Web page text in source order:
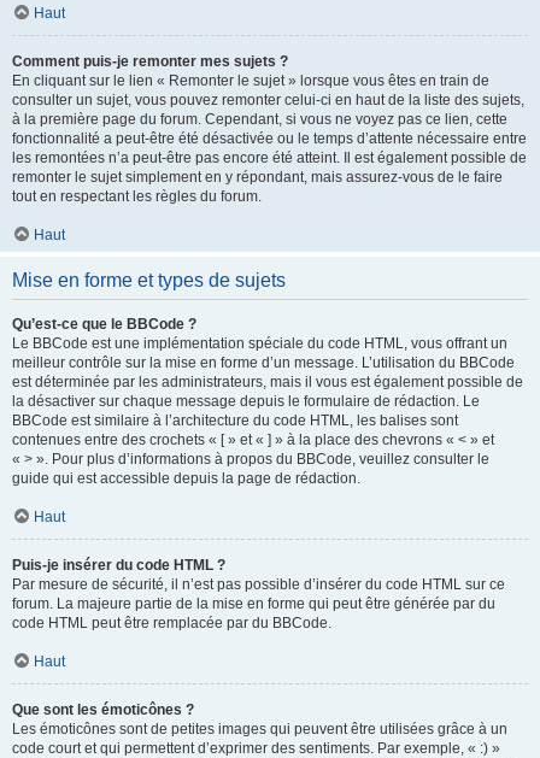
Haut
Comment puis-je remonter mes sujets ?
En cliquant sur le lien « Remonter le sujet » lorsque vous êtes en train de
consulter un sujet, vous pouvez remonter celui-ci en haut de la liste des sujets,
à la première page du forum. Cependant, si vous ne voyez pas ce lien, cette
fonctionnalité a peut-être été désactivée ou le temps d’attente nécessaire entre
les remontées n’a peut-être pas encore été atteint. Il est également possible de
remonter le sujet simplement en y répondant, mais assurez-vous de le faire
tout en respectant les règles du forum.
Haut
Mise en forme et types de sujets
Qu’est-ce que le BBCode ?
Le BBCode est une implémentation spéciale du code HTML, vous offrant un
meilleur contrôle sur la mise en forme d’un message. L’utilisation du BBCode
est déterminée par les administrateurs, mais il vous est également possible de
la désactiver sur chaque message depuis le formulaire de rédaction. Le
BBCode est similaire à l’architecture du code HTML, les balises sont
contenues entre des crochets « [ » et « ] » à la place des chevrons « < » et
« > ». Pour plus d’informations à propos du BBCode, veuillez consulter le
guide qui est accessible depuis la page de rédaction.
Haut
Puis-je insérer du code HTML ?
Par mesure de sécurité, il n’est pas possible d’insérer du code HTML sur ce
forum. La majeure partie de la mise en forme qui peut être générée par du
code HTML peut être remplacée par du BBCode.
Haut
Que sont les émoticônes ?
Les émoticônes sont de petites images qui peuvent être utilisées grâce à un
code court et qui permettent d’exprimer des sentiments. Par exemple, « :) »